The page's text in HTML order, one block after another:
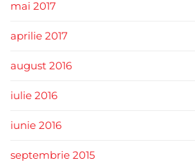
mai 2017
aprilie 2017
august 2016
iulie 2016
iunie 2016
septembrie 2015